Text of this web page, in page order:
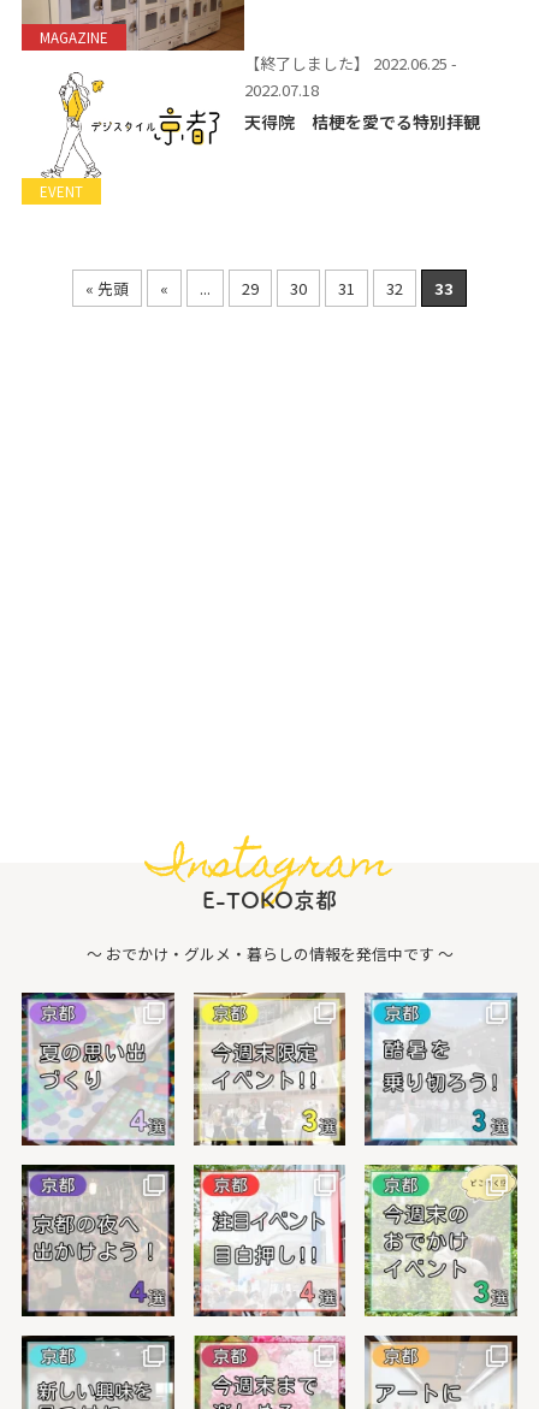
MAGAZINE
EVENT
【終了しました】
2022.06.25 -
2022.07.18
天得院 桔梗を愛でる特別拝観
« 先頭 « ... 29 30 31 32 33
Instagram
E-TOKO京都
〜 おでかけ・グルメ・暮らしの情報を発信中です 〜